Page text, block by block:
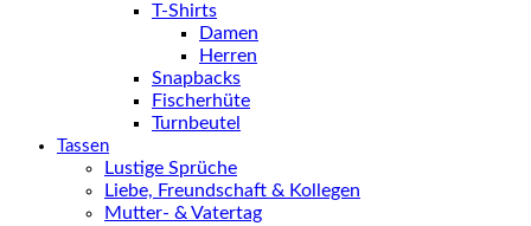
T-Shirts
Damen
Herren
Snapbacks
Fischerhüte
Turnbeutel
Tassen
Lustige Sprüche
Liebe, Freundschaft & Kollegen
Mutter- & Vatertag